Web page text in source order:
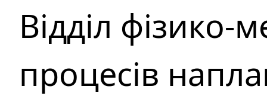
Вiддiл фiзико-
процесiв